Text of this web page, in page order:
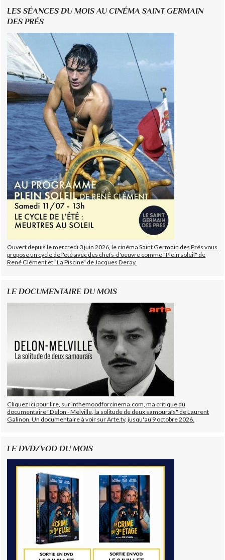
LES SÉANCES DU MOIS AU CINÉMA SAINT GERMAIN
DES PRÉS
Ouvert depuis le mercredi 3 juin 2026, le cinéma Saint Germain des Prés vous
propose un cycle de l'été avec des chefs-d'oeuvre comme "Plein soleil" de
René Clément et "La Piscine" de Jacques Deray.
LE DOCUMENTAIRE DU MOIS
Cliquez ici pour lire, sur Inthemoodforcinema.com, ma critique du
documentaire "Delon - Melville, la solitude de deux samouraïs" de Laurent
Galinon. Un documentaire à voir sur Arte.tv, jusqu'au 9 octobre 2026.
LE DVD/VOD DU MOIS